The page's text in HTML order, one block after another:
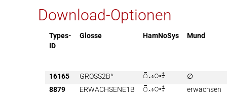
Download-Optionen
Types-
ID
Glosse HamNoSys Mund
16165 GROSS2B^ 
∅
8879
ERWACHSENE1B  erwachsen